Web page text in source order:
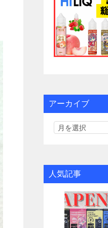
アーカイブ
人気記事